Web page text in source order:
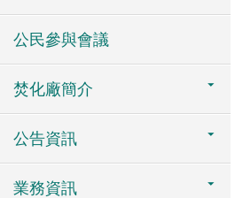
公民參與會議
焚化廠簡介
公告資訊
業務資訊